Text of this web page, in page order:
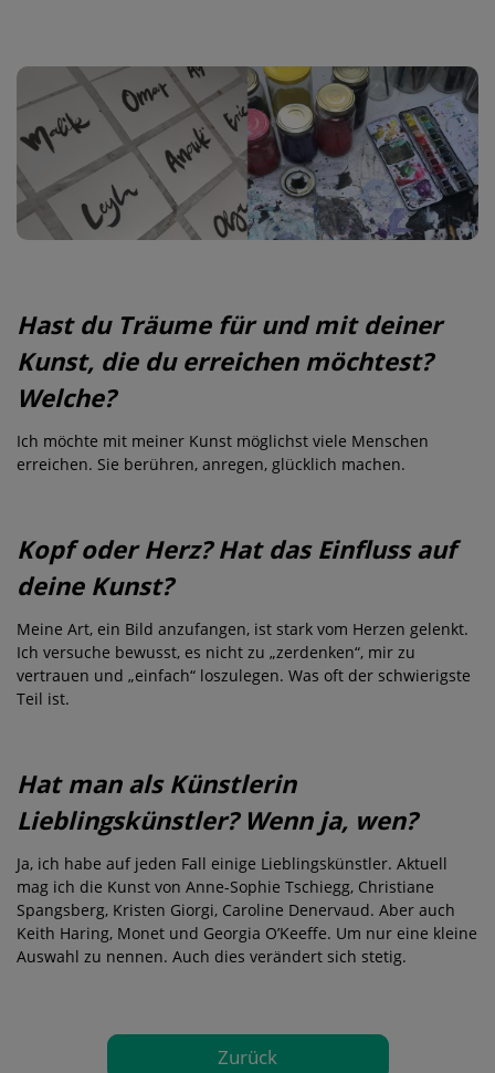
Hast du Träume für und mit deiner
Kunst, die du erreichen möchtest?
Welche?
Ich möchte mit meiner Kunst möglichst viele Menschen
erreichen. Sie berühren, anregen, glücklich machen.
Kopf oder Herz? Hat das Einfluss auf
deine Kunst?
Meine Art, ein Bild anzufangen, ist stark vom Herzen gelenkt.
Ich versuche bewusst, es nicht zu „zerdenken“, mir zu
vertrauen und „einfach“ loszulegen. Was oft der schwierigste
Teil ist.
Hat man als Künstlerin
Lieblingskünstler? Wenn ja, wen?
Ja, ich habe auf jeden Fall einige Lieblingskünstler. Aktuell
mag ich die Kunst von Anne-Sophie Tschiegg, Christiane
Spangsberg, Kristen Giorgi, Caroline Denervaud. Aber auch
Keith Haring, Monet und Georgia O’Keeffe. Um nur eine kleine
Auswahl zu nennen. Auch dies verändert sich stetig.
Zurück